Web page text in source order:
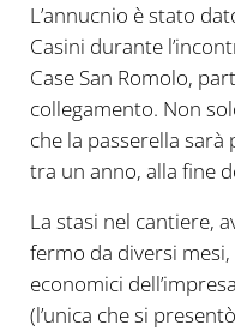
L’annucnio è stato
Casini durante
Case San Romolo,
collegamento. Non
che la passerella
tra un anno, alla fine
La stasi nel cantiere,
fermo da diversi
economici
(l’unica che si